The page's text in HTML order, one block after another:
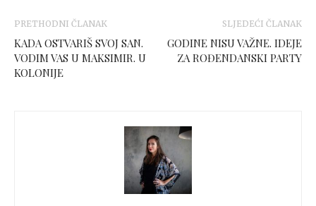
PRETHODNI ČLANAK
KADA OSTVARIŠ SVOJ SAN.
VODIM VAS U MAKSIMIR. U
KOLONIJE
SLJEDEĆI ČLANAK
GODINE NISU VAŽNE. IDEJE
ZA ROĐENDANSKI PARTY